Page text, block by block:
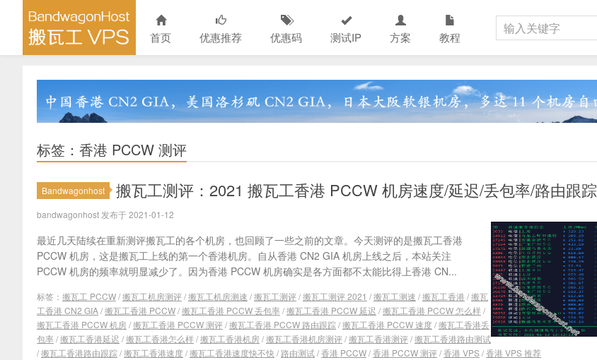
首页 优惠推荐 优惠码 测试IP 方案 教程
标签：香港 PCCW 测评
Bandwagonhost 搬瓦工测评：2021 搬瓦工香港 PCCW 机房速度/延迟/丢包率/路由跟踪
bandwagonhost 发布于 2021-01-12
最近几天陆续在重新测评搬瓦工的各个机房，也回顾了一些之前的文章。今天测评的是搬瓦工香港
PCCW 机房，这是搬瓦工上线的第一个香港机房。自从香港 CN2 GIA 机房上线之后，本站关注
PCCW 机房的频率就明显减少了。因为香港 PCCW 机房确实是各方面都不太能比得上香港 CN...
标签： 搬瓦工 PCCW/搬瓦工机房测评/搬瓦工机房测速 /搬瓦工测评/搬瓦工测评 2021 /搬瓦工测速 /搬瓦工香港 /搬瓦
工香港 CN2 GIA/搬瓦工香港 PCCW/搬瓦工香港 PCCW 丢包率/搬瓦工香港 PCCW 延迟 /搬瓦工香港 PCCW 怎么样/
搬瓦工香港 PCCW 机房/搬瓦工香港 PCCW 测评/搬瓦工香港 PCCW 路由跟踪/搬瓦工香港 PCCW 速度/搬瓦工香港丢
包率/搬瓦工香港延迟 /搬瓦工香港怎么样/搬瓦工香港机房/搬瓦工香港机房测评/搬瓦工香港测评/搬瓦工香港路由测试
/搬瓦工香港路由跟踪/搬瓦工香港速度/搬瓦工香港速度快不快/ 路由测试 /香港 PCCW/香港 PCCW 测评/香港 VPS/香港 VPS 推荐